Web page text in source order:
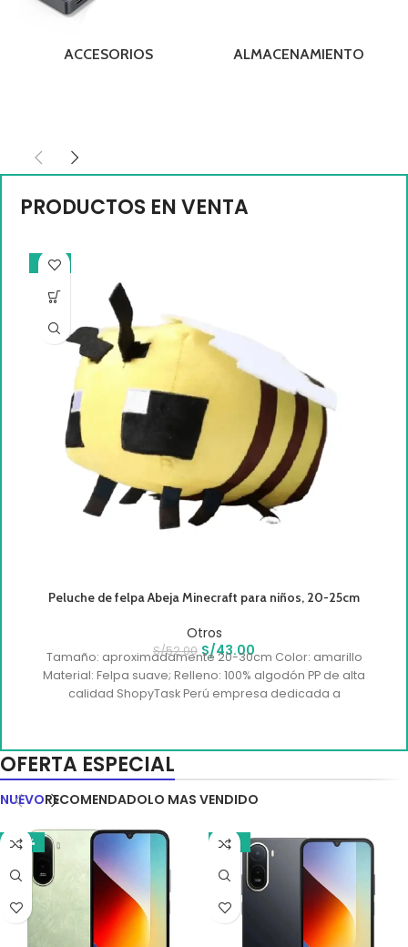
ACCESORIOS ALMACENAMIENTO
PRODUCTOS EN VENTA
-17%
Peluche de felpa Abeja Minecraft para niños, 20-25cm
Otros
S/52.00 S/43.00
Tamaño: aproximadamente 20-30cm Color: amarillo
Material: Felpa suave; Relleno: 100% algodón PP de alta
calidad ShopyTask Perú empresa dedicada a
OFERTA ESPECIAL
NUEVORECOMENDADOLO MAS VENDIDO
-20% -17%